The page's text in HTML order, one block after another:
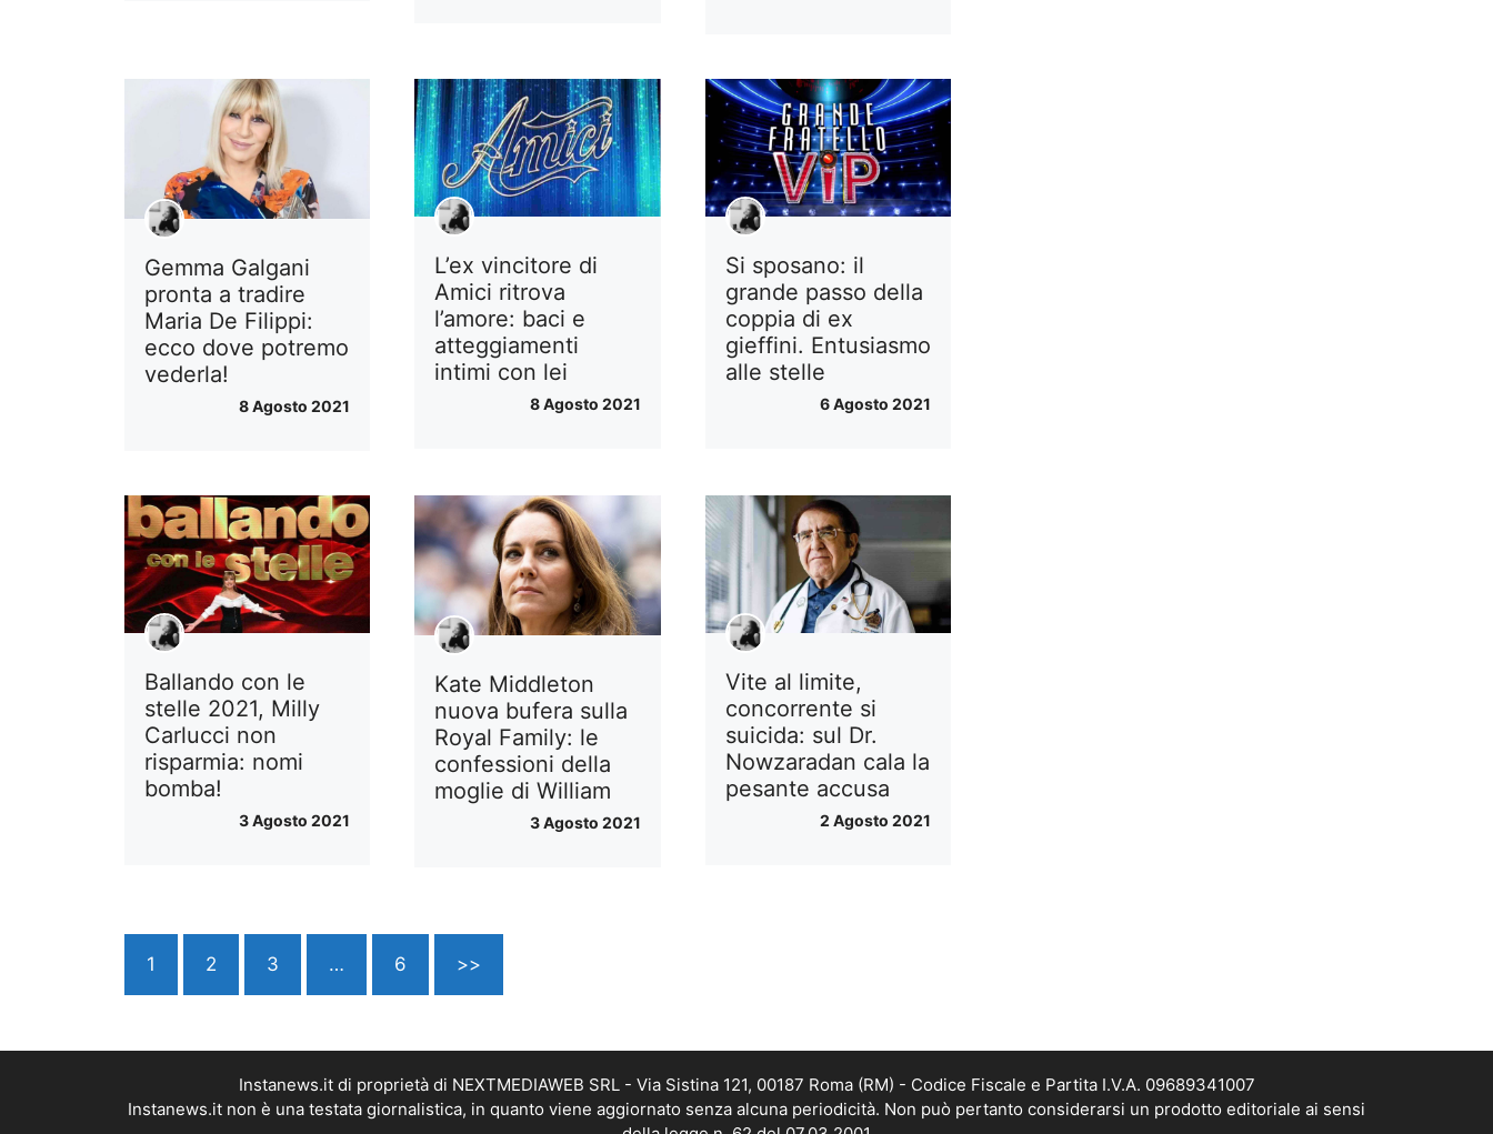
Gemma Galgani
pronta a tradire
Maria De Filippi:
ecco dove potremo
vederla!
8 Agosto 2021
L’ex vincitore di
Amici ritrova
l’amore: baci e
atteggiamenti
intimi con lei
8 Agosto 2021
Si sposano: il
grande passo della
coppia di ex
gieffini. Entusiasmo
alle stelle
6 Agosto 2021
Ballando con le
stelle 2021, Milly
Carlucci non
risparmia: nomi
bomba!
3 Agosto 2021
Kate Middleton
nuova bufera sulla
Royal Family: le
confessioni della
moglie di William
3 Agosto 2021
Vite al limite,
concorrente si
suicida: sul Dr.
Nowzaradan cala la
pesante accusa
2 Agosto 2021
1 2 3 … 6 >>
Instanews.it di proprietà di NEXTMEDIAWEB SRL - Via Sistina 121, 00187 Roma (RM) - Codice Fiscale e Partita I.V.A. 09689341007
Instanews.it non è una testata giornalistica, in quanto viene aggiornato senza alcuna periodicità. Non può pertanto considerarsi un prodotto editoriale ai sensi